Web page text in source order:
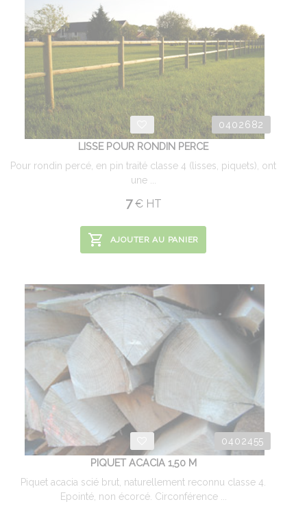
0402682
LISSE POUR RONDIN PERCE
Pour rondin percé, en pin traité classe 4 (lisses, piquets), ont
une ...
7 €HT
AJOUTER AU PANIER
0402455
PIQUET ACACIA 1,50 M
Piquet acacia scié brut, naturellement reconnu classe 4.
Epointé, non écorcé. Circonférence ...